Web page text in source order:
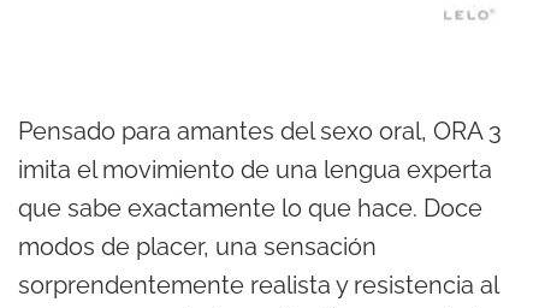
Pensado para amantes del sexo oral, ORA 3
imita el movimiento de una lengua experta
que sabe exactamente lo que hace. Doce
modos de placer, una sensación
sorprendentemente realista y resistencia al